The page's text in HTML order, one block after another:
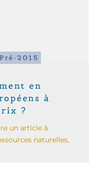
Pré-2015
en
à
?
un article à
naturelles,